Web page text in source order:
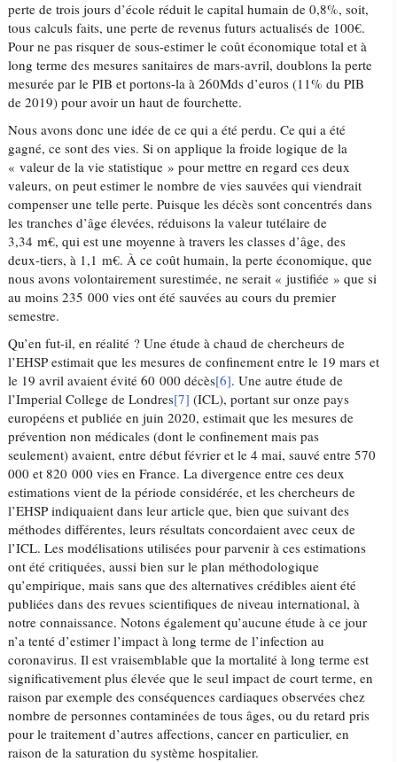
perte de trois jours d’école réduit le capital humain de 0,8%, soit,
tous calculs faits, une perte de revenus futurs actualisés de 100€.
Pour ne pas risquer de sous-estimer le coût économique total et à
long terme des mesures sanitaires de mars-avril, doublons la perte
mesurée par le PIB et portons-la à 260Mds d’euros (11% du PIB
de 2019) pour avoir un haut de fourchette.
Nous avons donc une idée de ce qui a été perdu. Ce qui a été
gagné, ce sont des vies. Si on applique la froide logique de la
« valeur de la vie statistique » pour mettre en regard ces deux
valeurs, on peut estimer le nombre de vies sauvées qui viendrait
compenser une telle perte. Puisque les décès sont concentrés dans
les tranches d’âge élevées, réduisons la valeur tutélaire de
3,34 m€, qui est une moyenne à travers les classes d’âge, des
deux-tiers, à 1,1 m€. À ce coût humain, la perte économique, que
nous avons volontairement surestimée, ne serait « justifiée » que si
au moins 235 000 vies ont été sauvées au cours du premier
semestre.
Qu’en fut-il, en réalité ? Une étude à chaud de chercheurs de
l’EHSP estimait que les mesures de confinement entre le 19 mars et
le 19 avril avaient évité 60 000 décès[6]. Une autre étude de
l’Imperial College de Londres[7] (ICL), portant sur onze pays
européens et publiée en juin 2020, estimait que les mesures de
prévention non médicales (dont le confinement mais pas
seulement) avaient, entre début février et le 4 mai, sauvé entre 570
000 et 820 000 vies en France. La divergence entre ces deux
estimations vient de la période considérée, et les chercheurs de
l’EHSP indiquaient dans leur article que, bien que suivant des
méthodes différentes, leurs résultats concordaient avec ceux de
l’ICL. Les modélisations utilisées pour parvenir à ces estimations
ont été critiquées, aussi bien sur le plan méthodologique
qu’empirique, mais sans que des alternatives crédibles aient été
publiées dans des revues scientifiques de niveau international, à
notre connaissance. Notons également qu’aucune étude à ce jour
n’a tenté d’estimer l’impact à long terme de l’infection au
coronavirus. Il est vraisemblable que la mortalité à long terme est
significativement plus élevée que le seul impact de court terme, en
raison par exemple des conséquences cardiaques observées chez
nombre de personnes contaminées de tous âges, ou du retard pris
pour le traitement d’autres affections, cancer en particulier, en
raison de la saturation du système hospitalier.